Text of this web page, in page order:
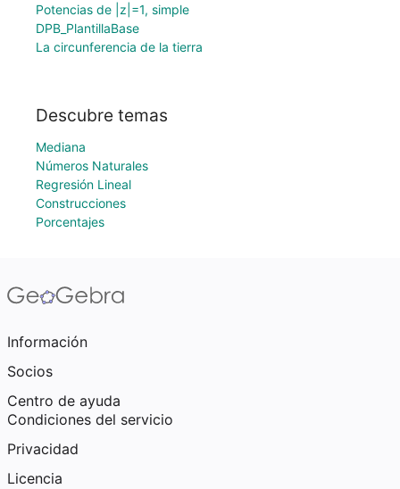
Potencias de |z|=1, simple
DPB_PlantillaBase
La circunferencia de la tierra
Descubre temas
Mediana
Números Naturales
Regresión Lineal
Construcciones
Porcentajes
Información
Socios
Centro de ayuda
Condiciones del servicio
Privacidad
Licencia